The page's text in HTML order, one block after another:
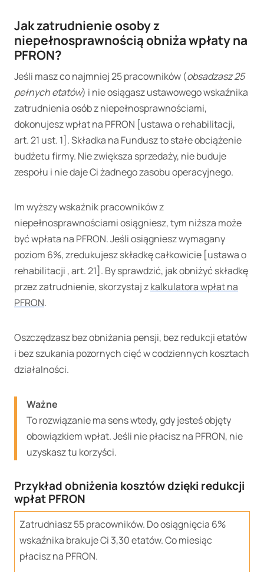
Jak zatrudnienie osoby z
niepełnosprawnością obniża wpłaty na
PFRON?
Jeśli masz co najmniej 25 pracowników (obsadzasz 25
pełnych etatów) i nie osiągasz ustawowego wskaźnika
zatrudnienia osób z niepełnosprawnościami,
dokonujesz wpłat na PFRON [ustawa o rehabilitacji,
art. 21 ust. 1]. Składka na Fundusz to stałe obciążenie
budżetu firmy. Nie zwiększa sprzedaży, nie buduje
zespołu i nie daje Ci żadnego zasobu operacyjnego.
Im wyższy wskaźnik pracowników z
niepełnosprawnościami osiągniesz, tym niższa może
być wpłata na PFRON. Jeśli osiągniesz wymagany
poziom 6%, zredukujesz składkę całkowicie [ustawa o
rehabilitacji , art. 21]. By sprawdzić, jak obniżyć składkę
przez zatrudnienie, skorzystaj zkalkulatora wpłat na
PFRON.
Oszczędzasz bez obniżania pensji, bez redukcji etatów
i bez szukania pozornych cięć w codziennych kosztach
działalności.
Ważne
To rozwiązanie ma sens wtedy, gdy jesteś objęty
obowiązkiem wpłat. Jeśli nie płacisz na PFRON, nie
uzyskasz tu korzyści.
Przykład obniżenia kosztów dzięki redukcji
wpłat PFRON
Zatrudniasz 55 pracowników. Do osiągnięcia 6%
wskaźnika brakuje Ci 3,30 etatów. Co miesiąc
płacisz na PFRON.